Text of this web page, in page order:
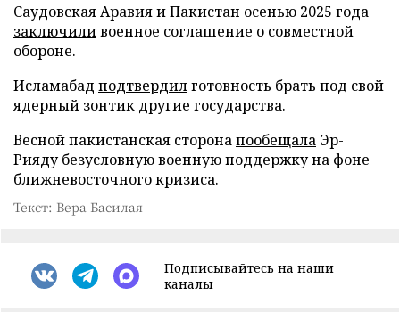
Саудовская Аравия и Пакистан осенью 2025 года
заключиливоенное соглашение о совместной
обороне.
Исламабад подтвердилготовность брать под свой
ядерный зонтик другие государства.
Весной пакистанская сторонапообещала Эр-
Рияду безусловную военную поддержку на фоне
ближневосточного кризиса.
Текст: Вера Басилая
Подписывайтесь на наши
каналы